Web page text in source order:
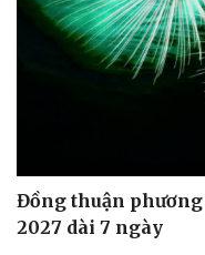
Đồng thuận
2027 dài 7 ngày